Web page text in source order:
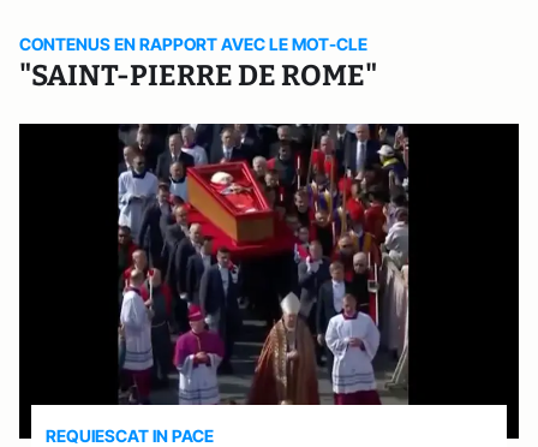
CONTENUS EN RAPPORT AVEC LE MOT-CLE
"SAINT-PIERRE DE ROME"
REQUIESCAT IN PACE